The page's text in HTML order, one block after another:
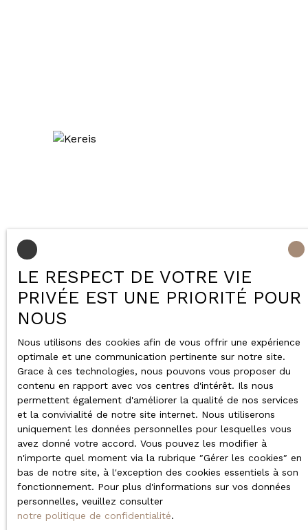
LE RESPECT DE VOTRE VIE
PRIVÉE EST UNE PRIORITÉ POUR
NOUS
Nous utilisons des cookies afin de vous offrir une expérience
optimale et une communication pertinente sur notre site.
Grace à ces technologies, nous pouvons vous proposer du
contenu en rapport avec vos centres d'intérêt. Ils nous
permettent également d'améliorer la qualité de nos services
et la convivialité de notre site internet. Nous utiliserons
uniquement les données personnelles pour lesquelles vous
avez donné votre accord. Vous pouvez les modifier à
n'importe quel moment via la rubrique ″Gérer les cookies″ en
bas de notre site, à l'exception des cookies essentiels à son
fonctionnement. Pour plus d'informations sur vos données
personnelles, veuillez consulter
notre politique de confidentialité.